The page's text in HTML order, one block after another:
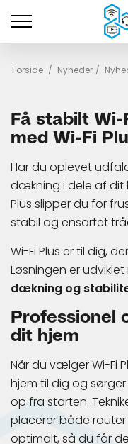
Forside / Nyheder /
Få stabilt
med Wi-Fi
Har du oplevet
dækning i dele af dit
Plus slipper du for
stabil og ensartet
Wi-Fi Plus er til dig,
Løsningen er
dækning og
Professionel
dit hjem
Når du vælger Wi-Fi
hjem til dig og
op fra starten.
placerer både
optimalt, så du får